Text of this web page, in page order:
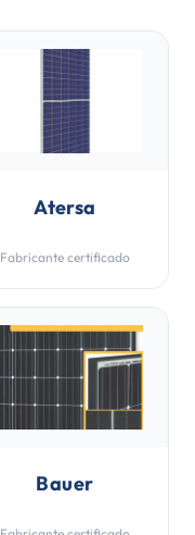
Atersa
Fabricante certificado
Bauer